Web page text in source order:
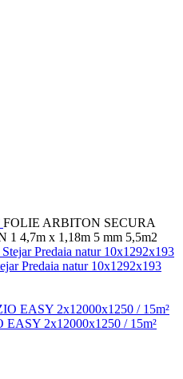
FOLIE ARBITON SECURA
4,7m x 1,18m 5 mm 5,5m2
Predaia natur 10x1292x193
2x12000x1250 / 15m²